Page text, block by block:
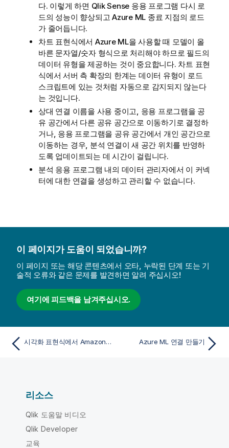
다. 이렇게 하면 Qlik Sense 응용 프로그램 다시 로
드의 성능이 향상되고 Azure ML 종료 지점의 로드
가 줄어듭니다.
차트 표현식에서 Azure ML을 사용할 때 모델이 올
바른 문자열/숫자 형식으로 처리해야 하므로 필드의
데이터 유형을 제공하는 것이 중요합니다. 차트 표현
식에서 서버 측 확장의 한계는 데이터 유형이 로드
스크립트에 있는 것처럼 자동으로 감지되지 않는다
는 것입니다.
상대 연결 이름을 사용 중이고, 응용 프로그램을 공
유 공간에서 다른 공유 공간으로 이동하기로 결정하
거나, 응용 프로그램을 공유 공간에서 개인 공간으로
이동하는 경우, 분석 연결이 새 공간 위치를 반영하
도록 업데이트되는 데 시간이 걸립니다.
분석 응용 프로그램 내의 데이터 관리자에서 이 커넥
터에 대한 연결을 생성하고 관리할 수 없습니다.
이 페이지가 도움이 되었습니까?
이 페이지 또는 해당 콘텐츠에서 오타, 누락된 단계 또는 기
술적 오류와 같은 문제를 발견하면 알려 주십시오!
여기에 피드백을 남겨주십시오.
시각화 표현식에서 Amazon SageMaker 연결 사용 Azure ML 연결 만들기
리소스
Qlik 도움말 비디오
Qlik Developer
교육